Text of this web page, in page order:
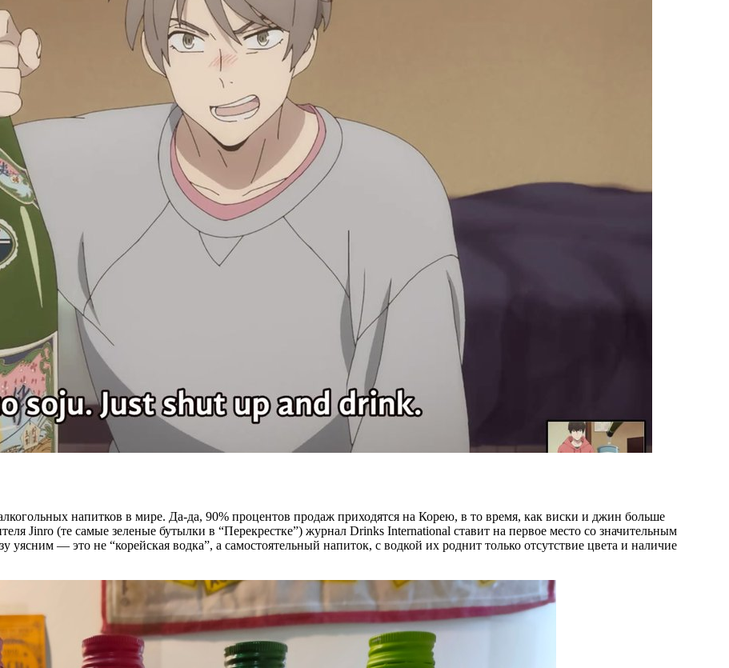
напитков в мире. Да-да, 90% процентов продаж приходятся на Корею, в то время, как виски и джин больше
Jinro (те самые зеленые бутылки в “Перекрестке”) журнал Drinks International ставит на первое место со значительным
— это не “корейская водка”, а самостоятельный напиток, с водкой их роднит только отсутствие цвета и наличие